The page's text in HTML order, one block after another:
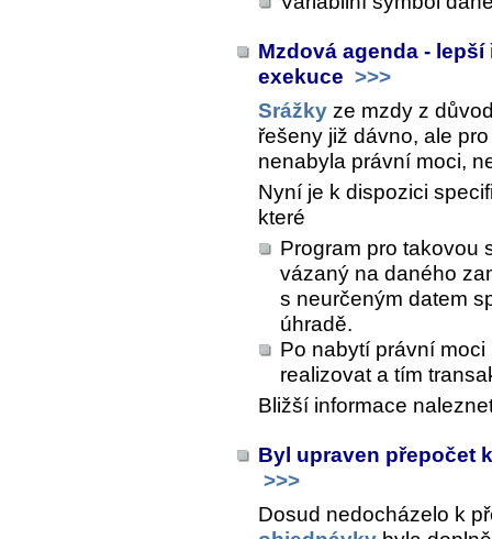
Mzdová agenda -
exekuce >>>
Srážky ze mzdy z
řešeny již dávno, ale
nenabyla právní moci,
Nyní je k dispozici
které
Program pro takovou
vázaný na daného
s neurčeným datem
úhradě.
Po nabytí právní
realizovat a tím
Bližší informace
Byl upraven přepočet
>>>
Dosud nedocházelo k